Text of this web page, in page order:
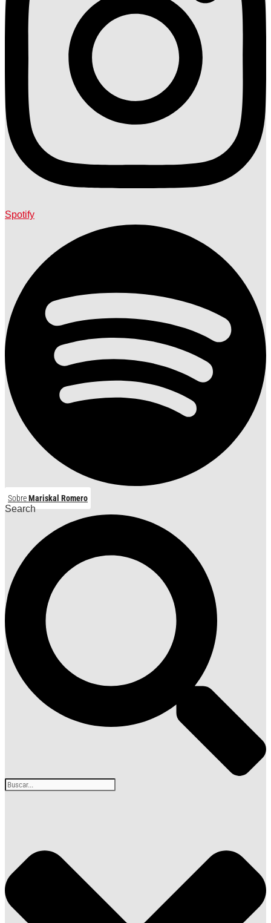
Spotify
SobreMariskal Romero
Search